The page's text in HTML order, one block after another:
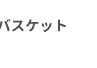
スケット